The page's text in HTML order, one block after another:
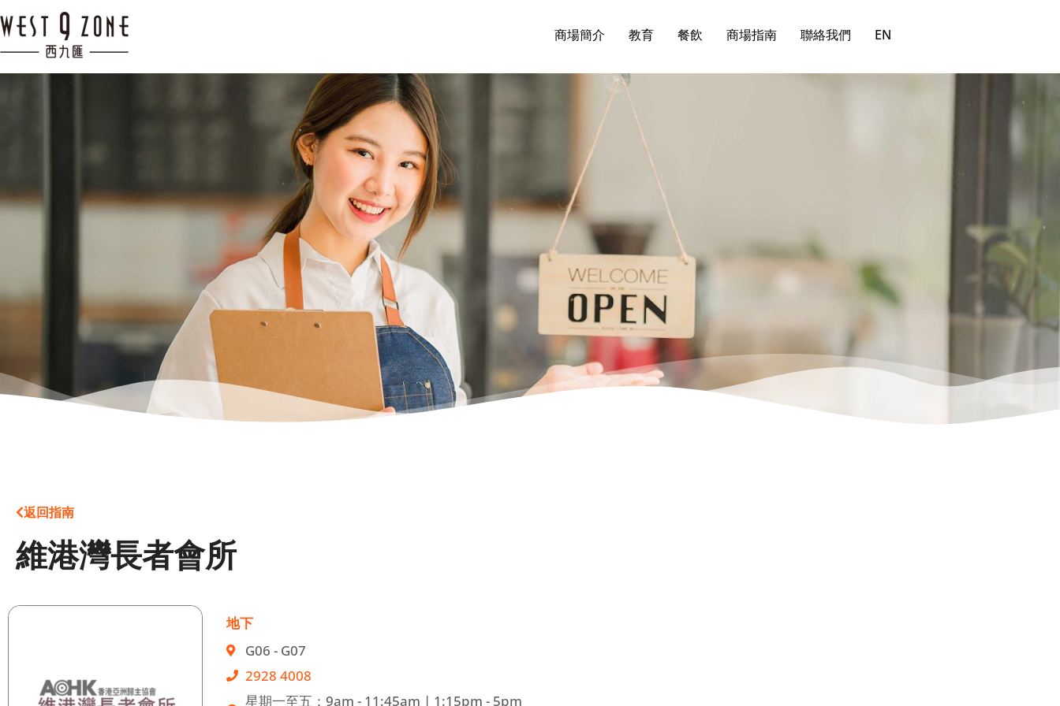
商場簡介 教育 餐飲 商場指南 聯絡我們 EN
返回指南
維港灣長者會所
地下
G06 - G07
2928 4008
星期一至五：9am - 11:45am | 1:15pm - 5pm